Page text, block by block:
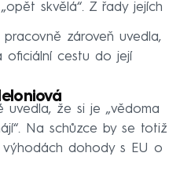
skvělá“. Z řady jejích
zároveň uvedla,
oficiální cestu do její
uvedla, že si je „vědoma
Na schůzce by se totiž
výhodách dohody s EU o